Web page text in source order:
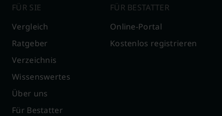
FÜR SIE
Vergleich
Ratgeber
Verzeichnis
Wissenswertes
Über uns
Für Bestatter
FÜR BESTATTER
Online-Portal
Kostenlos registrieren